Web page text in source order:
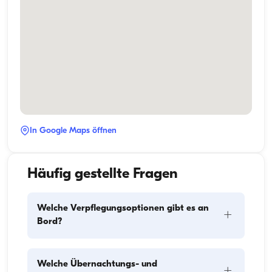
In Google Maps öffnen
Häufig gestellte Fragen
Welche Verpflegungsoptionen gibt es an
Bord?
+
Hauptkomponenten: dem Einkauf der Vorräte und
Welche Übernachtungs- und